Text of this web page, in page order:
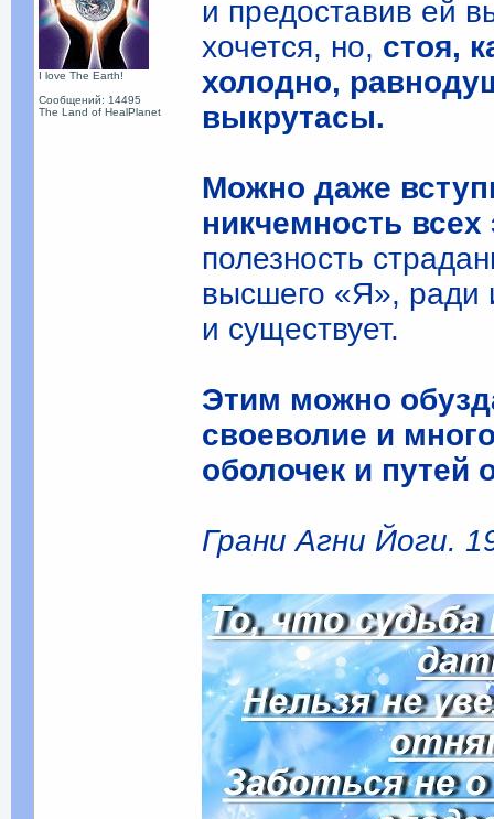
I love The Earth!
Сообщений: 14495
The Land of HealPlanet
и предоставив ей
хочется, но, стоя,
холодно,
выкрутасы.
Можно даже
никчемность всех
полезность
высшего «Я», ради
и существует.
Этим можно
своеволие и
оболочек и путей
Грани Агни Йоги.